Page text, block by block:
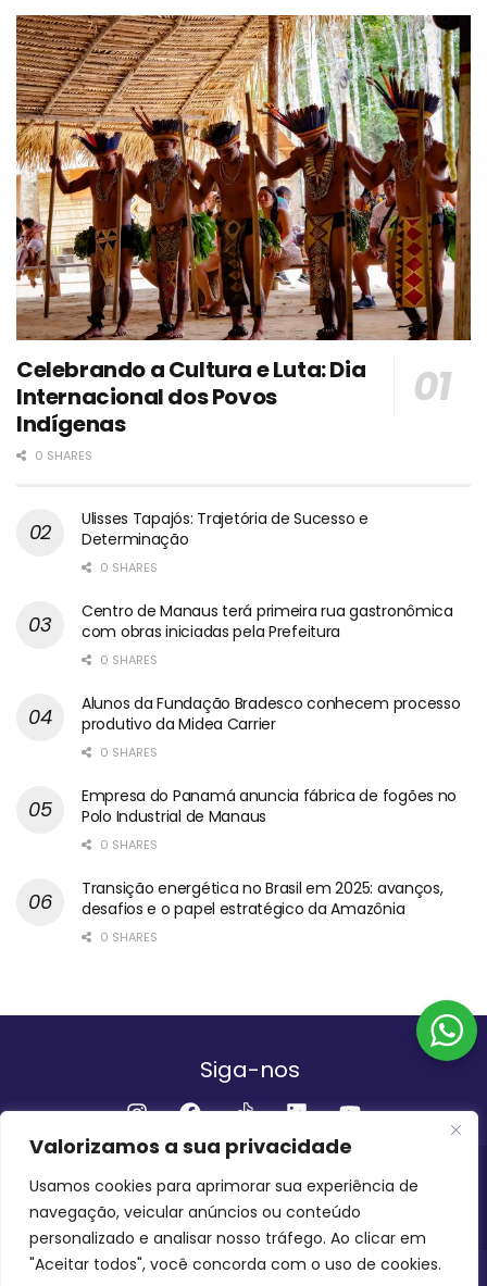
Valorizamos a sua privacidade
Usamos cookies para aprimorar sua experiência de
navegação, veicular anúncios ou conteúdo
personalizado e analisar nosso tráfego. Ao clicar em
"Aceitar todos", você concorda com o uso de cookies.
Celebrando a Cultura e Luta: Dia
Internacional dos Povos
Indígenas
0 SHARES
Ulisses Tapajós: Trajetória de Sucesso e
Determinação
0 SHARES
Centro de Manaus terá primeira rua gastronômica
com obras iniciadas pela Prefeitura
0 SHARES
Alunos da Fundação Bradesco conhecem processo
produtivo da Midea Carrier
0 SHARES
Empresa do Panamá anuncia fábrica de fogões no
Polo Industrial de Manaus
0 SHARES
Transição energética no Brasil em 2025: avanços,
desafios e o papel estratégico da Amazônia
0 SHARES
Siga-nos
Institucional
QUEM SOMOS FALE CONOSCO
INVEST AMAZÔNIA BRASIL